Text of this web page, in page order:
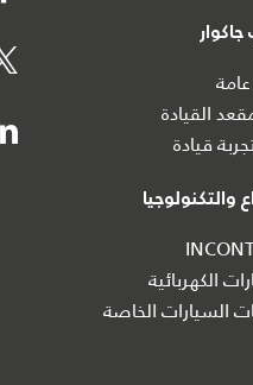
جاكوار
القيادة
قيادة
والتكنولوجيا
الكهربائية
السيارات الخاصة